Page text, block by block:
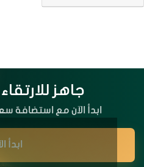
جاهز
ابدأ الآن مع استضافة
ابدأ